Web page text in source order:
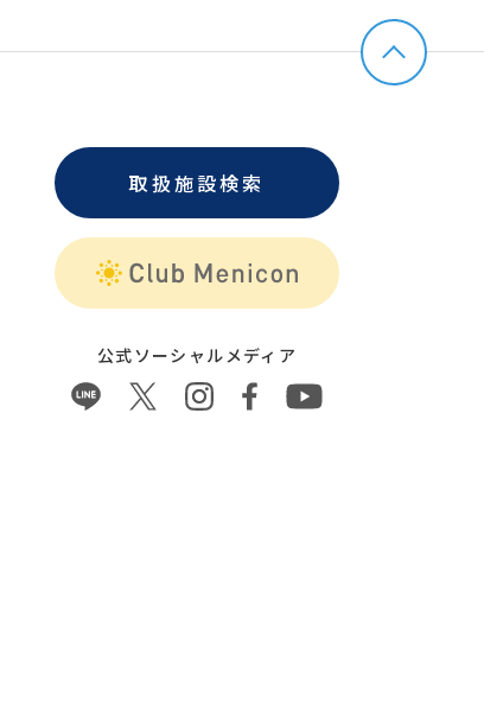
取扱施設検索
公式ソーシャルメディア